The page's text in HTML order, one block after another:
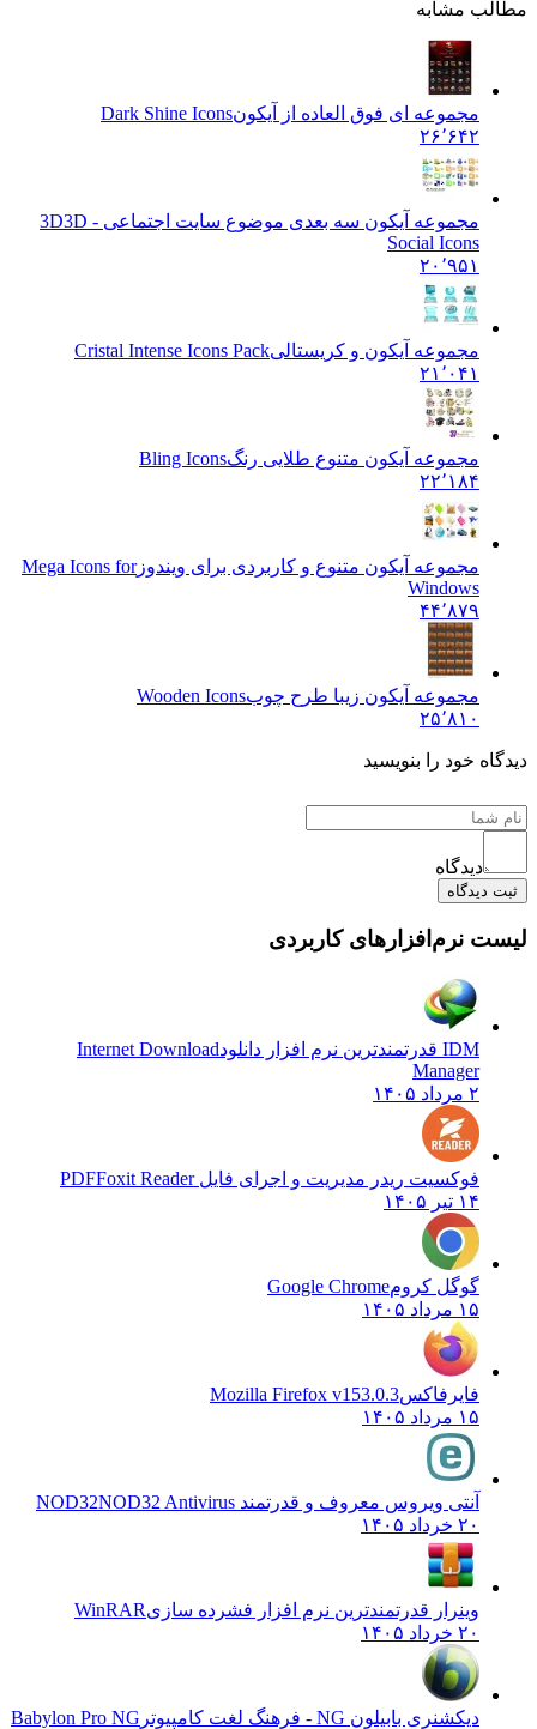
مشابه
مجموعه ای فوق العاده از آیکونDark Shine Icons
۲۶٬۶۴۲
مجموعه آیکون سه بعدی موضوع سایت اجتماعی - 3D 3D
Social Icons
۲۰٬۹۵۱
مجموعه آیکون و کریستالیCristal Intense Icons Pack
۲۱٬۰۴۱
مجموعه آیکون متنوع طلایی رنگBling Icons
۲۲٬۱۸۴
مجموعه آیکون متنوع و کاربردی برای ویندوزMega Icons for
Windows
۴۴٬۸۷۹
مجموعه آیکون زیبا طرح چوبWooden Icons
۲۵٬۸۱۰
خود را بنویسید
دیدگاه
ثبت دیدگاه
نرم‌افزارهای کاربردی
IDM قدرتمندترین نرم افزار دانلود
Internet Download
Manager
فوکسیت ریدر مدیریت و اجرای فایل PDF Foxit Reader
۱۴ تیر ۱۴۰۵
گوگل کرومGoogle Chrome
۱۵ مرداد ۱۴۰۵
فایرفاکسMozilla Firefox v153.0.3
۱۵ مرداد ۱۴۰۵
آنتی ویروس معروف و قدرتمند NOD32NOD32 Antivirus
۲۰ خرداد ۱۴۰۵
وینرار قدرتمندترین نرم افزار فشرده سازیWinRAR
۲۰ خرداد ۱۴۰۵
دیکشنری بابیلون NG - فرهنگ لغت کامپیوتر
Babylon Pro NG